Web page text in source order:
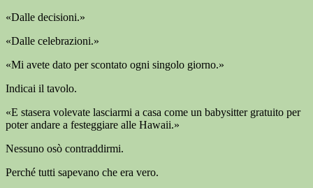
«Dalle decisioni.»
«Dalle celebrazioni.»
«Mi avete dato per scontato ogni singolo giorno.»
Indicai il tavolo.
«E stasera volevate lasciarmi a casa come un babysitter gratuito per
poter andare a festeggiare alle Hawaii.»
Nessuno osò contraddirmi.
Perché tutti sapevano che era vero.